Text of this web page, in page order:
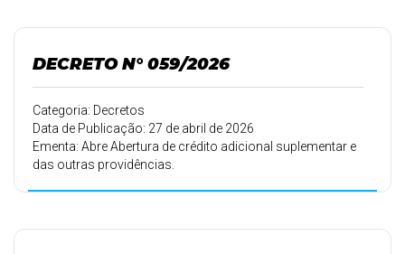
DECRETO N° 059/2026
Categoria: Decretos
Data de Publicação: 27 de abril de 2026
Ementa: Abre Abertura de crédito adicional suplementar e
das outras providências.